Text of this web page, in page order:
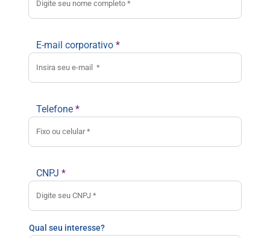
E-mail corporativo *
Telefone *
CNPJ *
Qual seu interesse?